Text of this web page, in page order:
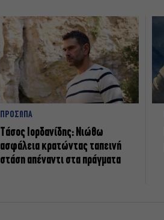
ΠΡΟΣΩΠΑ
Tάσος Ιορδανίδης: Νιώθω
ασφάλεια κρατώντας ταπεινή
στάση απέναντι στα πράγματα